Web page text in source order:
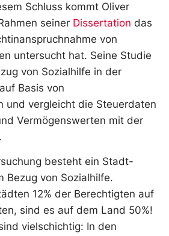
Schluss kommt Oliver
seiner Dissertation das
von
untersucht hat. Seine Studie
von Sozialhilfe in der
Basis von
und vergleicht die Steuerdaten
Vermögenswerten mit der
besteht ein Stadt-
Bezug von Sozialhilfe.
12% der Berechtigten auf
sind es auf dem Land 50%!
vielschichtig: In den